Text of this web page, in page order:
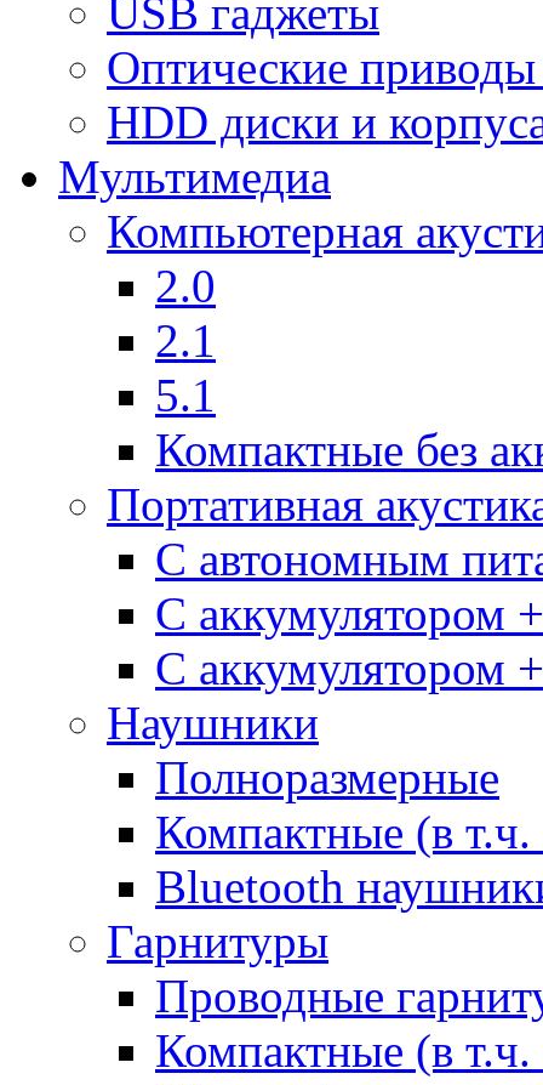
USB гаджеты
Оптические
HDD диски и
Мультимедиа
Компьютерная
2.0
2.1
5.1
Компактные без
Портативная
С автономным
С аккумулятором
С аккумулятором
Наушники
Полноразмерные
Компактные (в т.ч.
Bluetooth
Гарнитуры
Проводные
Компактные (в т.ч.